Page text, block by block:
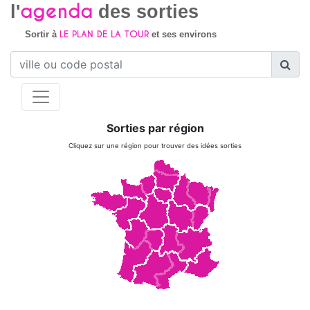
l'agenda des sorties
Sortir à LE PLAN DE LA TOURet ses environs
Sorties par région
Cliquez sur une région pour trouver des idées sorties